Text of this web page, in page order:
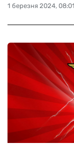
1 березня 2024, 08:01